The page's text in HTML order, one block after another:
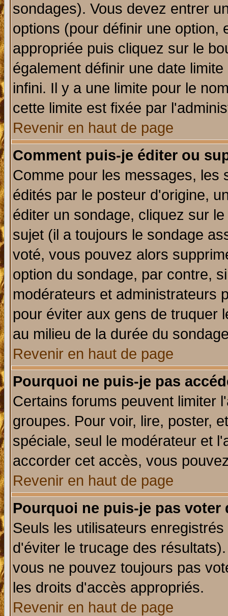
sondages). Vous devez entrer
options (pour définir une option,
appropriée puis cliquez sur le
également définir une date
infini. Il y a une limite pour le
cette limite est fixée par
Revenir en haut de page
Comment puis-je éditer ou
Comme pour les messages, les
édités par le posteur d'origine,
éditer un sondage, cliquez sur
sujet (il a toujours le sondage
voté, vous pouvez alors
option du sondage, par contre,
modérateurs et administrateurs
pour éviter aux gens de truquer
au milieu de la durée du
Revenir en haut de page
Pourquoi ne puis-je pas
Certains forums peuvent limiter
groupes. Pour voir, lire, poster,
spéciale, seul le modérateur et
accorder cet accès, vous
Revenir en haut de page
Pourquoi ne puis-je pas voter
Seuls les utilisateurs
d'éviter le trucage des
vous ne pouvez toujours pas
les droits d'accès appropriés.
Revenir en haut de page